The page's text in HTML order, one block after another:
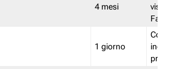
4 mesi
1 giorno